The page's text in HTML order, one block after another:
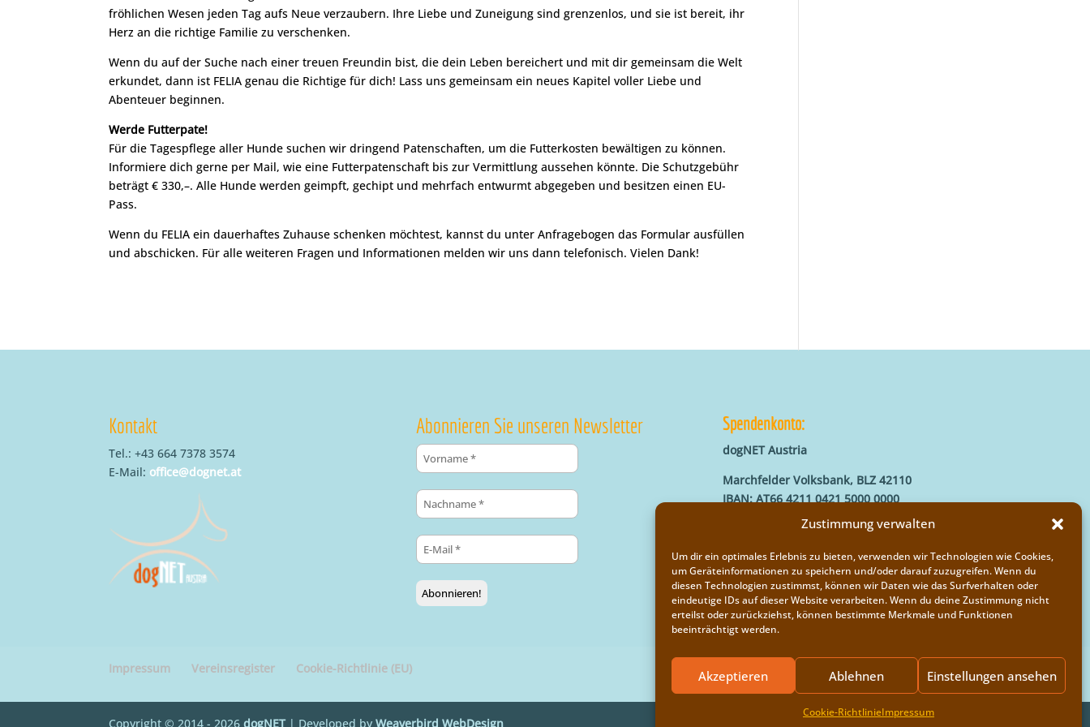
Zustimmung verwalten
Um dir ein optimales Erlebnis zu bieten, verwenden wir Technologien wie Cookies,
um Geräteinformationen zu speichern und/oder darauf zuzugreifen. Wenn du
diesen Technologien zustimmst, können wir Daten wie das Surfverhalten oder
eindeutige IDs auf dieser Website verarbeiten. Wenn du deine Zustimmung nicht
erteilst oder zurückziehst, können bestimmte Merkmale und Funktionen
beeinträchtigt werden.
Akzeptieren Ablehnen Einstellungen ansehen
Cookie-RichtlinieImpressum
fröhlichen Wesen jeden Tag aufs Neue verzaubern. Ihre Liebe und Zuneigung sind grenzenlos, und sie ist bereit, ihr
Herz an die richtige Familie zu verschenken.
Wenn du auf der Suche nach einer treuen Freundin bist, die dein Leben bereichert und mit dir gemeinsam die Welt
erkundet, dann ist FELIA genau die Richtige für dich! Lass uns gemeinsam ein neues Kapitel voller Liebe und
Abenteuer beginnen.
Werde Futterpate!
Für die Tagespflege aller Hunde suchen wir dringend Patenschaften, um die Futterkosten bewältigen zu können.
Informiere dich gerne per Mail, wie eine Futterpatenschaft bis zur Vermittlung aussehen könnte. Die Schutzgebühr
beträgt € 330,–. Alle Hunde werden geimpft, gechipt und mehrfach entwurmt abgegeben und besitzen einen EU-
Pass.
Wenn du FELIA ein dauerhaftes Zuhause schenken möchtest, kannst du unter Anfragebogen das Formular ausfüllen
und abschicken. Für alle weiteren Fragen und Informationen melden wir uns dann telefonisch. Vielen Dank!
Kontakt
Tel.: +43 664 7378 3574
E-Mail: office@dognet.at
Abonnieren Sie unseren Newsletter Spendenkonto:
dogNET Austria
Marchfelder Volksbank, BLZ 42110
IBAN: AT66 4211 0421 5000 0000
BIC: MVOGAT22XXX
Impressum Vereinsregister Cookie-Richtlinie (EU)
Copyright © 2014 - 2026dogNET| Developed byWeaverbird WebDesign